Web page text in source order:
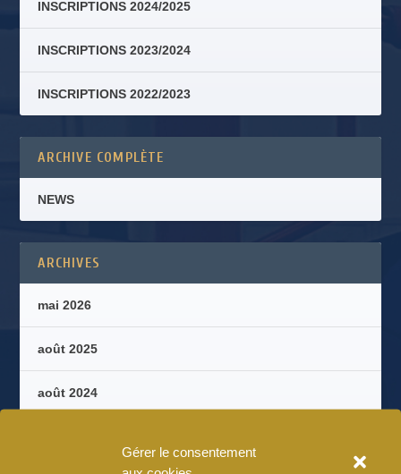
Gérer le consentement
INSCRIPTIONS 2024/2025
INSCRIPTIONS 2023/2024
INSCRIPTIONS 2022/2023
ARCHIVE COMPLÈTE
NEWS
ARCHIVES
mai 2026
août 2025
août 2024